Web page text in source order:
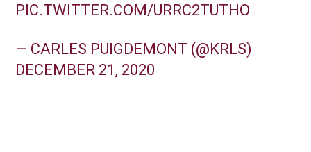
PIC.TWITTER.COM/URRC2TUTHO
— CARLES PUIGDEMONT (@KRLS)
DECEMBER 21, 2020